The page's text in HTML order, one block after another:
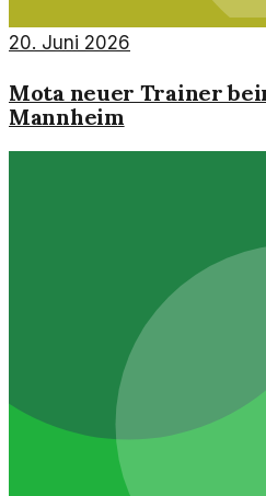
20. Juni 2026
Mota neuer Trainer
Mannheim